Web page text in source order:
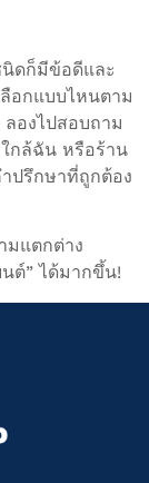
ดก็มีข้อดีและ
อกแบบไหนตาม
องไปสอบถาม
กล้ฉัน หรือร้าน
ปรึกษาที่ถูกต้อง
มแตกต่าง
ต์” ได้มากขึ้น!